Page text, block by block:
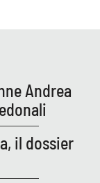
Andrea
il dossier